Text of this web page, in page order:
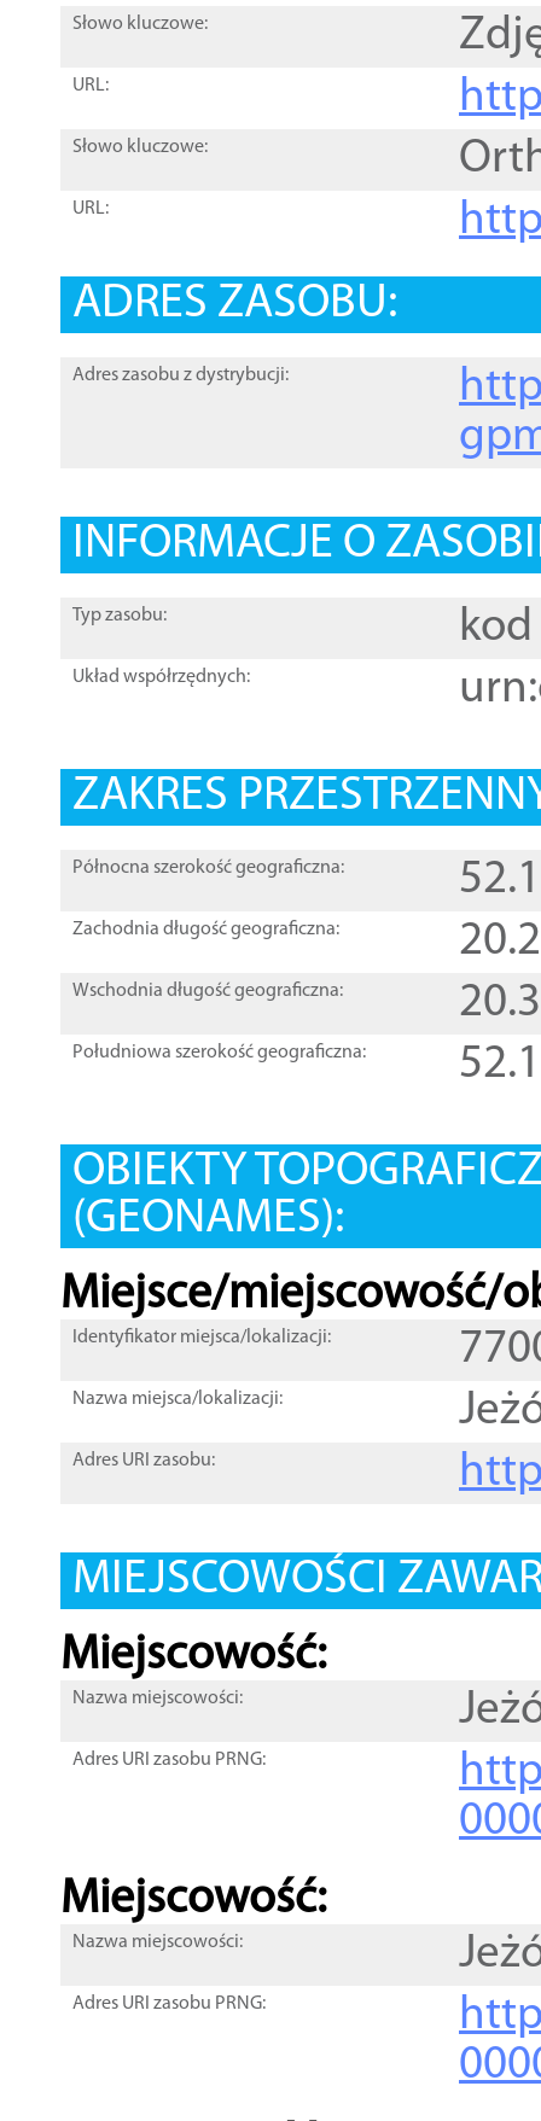
Słowo kluczowe:
URL:
Słowo kluczowe:
URL:
ADRES ZASOBU:
Adres zasobu z dystrybucji:
INFORMACJE O
Typ zasobu: kod
Układ współrzędnych:
ZAKRES
Północna szerokość geograficzna:
Zachodnia długość geograficzna:
Wschodnia długość geograficzna:
Południowa szerokość geograficzna:
OBIEKTY
(GEONAMES):
Miejsce/miejscowość/
Identyfikator miejsca/lokalizacji:
Nazwa miejsca/lokalizacji:
Adres URI zasobu:
MIEJSCOWOŚCI
Miejscowość:
Nazwa miejscowości:
Adres URI zasobu PRNG:
Miejscowość:
Nazwa miejscowości:
Adres URI zasobu PRNG: